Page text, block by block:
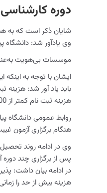
دوره
شایان ذکر است که به
وی یادآور شد: دانشگاه
موسسات بی‌هویت
ایشان با توجه به
باید یاد آور شد:
هزینه ثبت نام کمتر از 100 هزار تومان است که این موسسات ارقامی از 1 میلیون تا 15 میلیون هم اخذ می‌کنند.
روابط عمومی دانشگاه
هنگام برگزاری آزمون
وی در ادامه روند تحصیل
پس از برگزاری چند
در ادامه بیان داشت:
هزینه بیش از حد را